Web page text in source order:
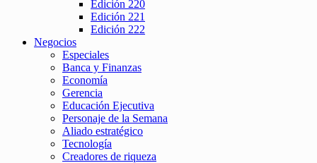
Edición 220
Edición 221
Edición 222
Negocios
Especiales
Banca y Finanzas
Economía
Gerencia
Educación Ejecutiva
Personaje de la Semana
Aliado estratégico
Tecnología
Creadores de riqueza